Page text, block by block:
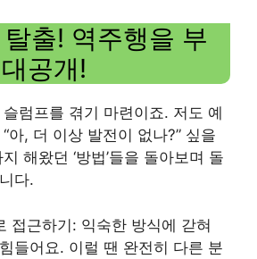
출! 역주행을 부
공개!
럼프를 겪기 마련이죠. 저도 예
아, 더 이상 발전이 없나?” 싶을
해왔던 ‘방법’들을 돌아보며 돌
다.
접근하기: 익숙한 방식에 갇혀
들어요. 이럴 땐 완전히 다른 분